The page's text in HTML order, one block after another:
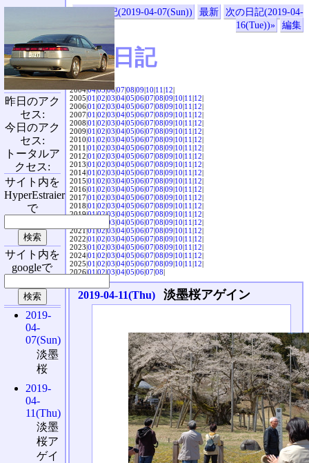
«前の日記(2019-04-07(Sun)) 最新
次の日記(2019-04-
16(Tue))»
編集
SVX日記
2004|04|05|06|07|08|09|10|11|12|
2005|01|02|03|04|05|06|07|08|09|10|11|12|
2006|01|02|03|04|05|06|07|08|09|10|11|12|
2007|01|02|03|04|05|06|07|08|09|10|11|12|
2008|01|02|03|04|05|06|07|08|09|10|11|12|
2009|01|02|03|04|05|06|07|08|09|10|11|12|
2010|01|02|03|04|05|06|07|08|09|10|11|12|
2011|01|02|03|04|05|06|07|08|09|10|11|12|
2012|01|02|03|04|05|06|07|08|09|10|11|12|
2013|01|02|03|04|05|06|07|08|09|10|11|12|
2014|01|02|03|04|05|06|07|08|09|10|11|12|
2015|01|02|03|04|05|06|07|08|09|10|11|12|
2016|01|02|03|04|05|06|07|08|09|10|11|12|
2017|01|02|03|04|05|06|07|08|09|10|11|12|
2018|01|02|03|04|05|06|07|08|09|10|11|12|
2019|01|02|03|04|05|06|07|08|09|10|11|12|
03|04|05|06|07|08|09|10|11|12|
2021|01|02|03|04|05|06|07|08|09|10|11|12|
2022|01|02|03|04|05|06|07|08|09|10|11|12|
2023|01|02|03|04|05|06|07|08|09|10|11|12|
2024|01|02|03|04|05|06|07|08|09|10|11|12|
2025|01|02|03|04|05|06|07|08|09|10|11|12|
2026|01|02|03|04|05|06|07|08|
2019-04-11(Thu) 淡墨桜アゲイン
昨日のアク
セス:
今日のアク
セス:
トータルア
クセス:
サイト内を
HyperEstraier
で
サイト内を
googleで
2019-
04-
07(Sun)
淡墨
桜
2019-
04-
11(Thu)
淡墨
桜ア
ゲイ